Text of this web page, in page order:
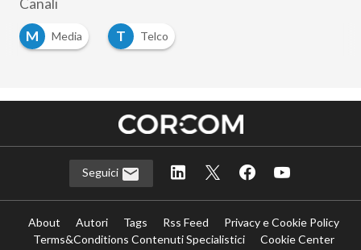
Canali
M
Media T Telco
Seguici
About Autori Tags Rss Feed
Privacy e Cookie Policy
Terms&Conditions Contenuti Specialistici
Cookie Center